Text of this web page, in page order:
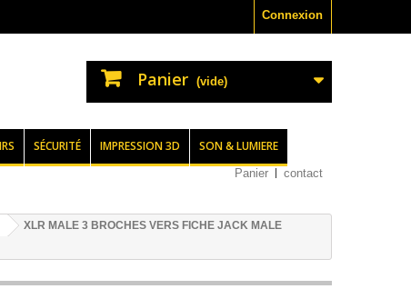
Connexion
Panier (vide)
SÉCURITÉ IMPRESSION 3D SON & LUMIERE
Panier contact
XLR MALE 3 BROCHES VERS FICHE JACK MALE